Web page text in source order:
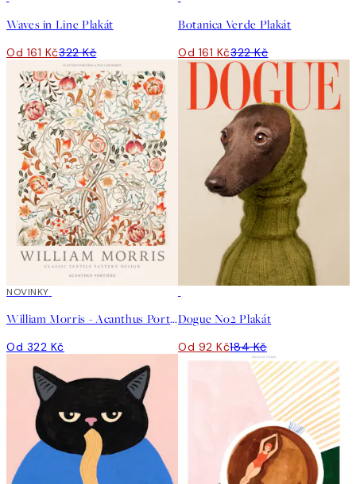
Waves in Line Plakát
Od 161 Kč322 Kč
Botanica Verde Plakát
Od 161 Kč322 Kč
NOVINKY
William Morris - Acanthus Portière Plakát
Od 322 Kč
Dogue No2 Plakát
Od 92 Kč184 Kč